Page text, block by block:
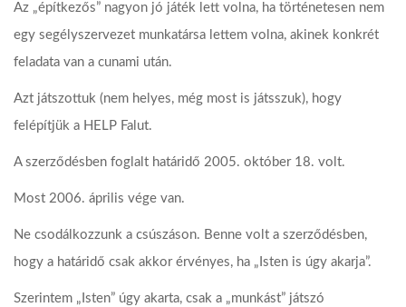
Az „építkezős” nagyon jó játék lett volna, ha történetesen nem
egy segélyszervezet munkatársa lettem volna, akinek konkrét
feladata van a cunami után.
Azt játszottuk (nem helyes, még most is játsszuk), hogy
felépítjük a HELP Falut.
A szerződésben foglalt határidő 2005. október 18. volt.
Most 2006. április vége van.
Ne csodálkozzunk a csúszáson. Benne volt a szerződésben,
hogy a határidő csak akkor érvényes, ha „Isten is úgy akarja”.
Szerintem „Isten” úgy akarta, csak a „munkást” játszó